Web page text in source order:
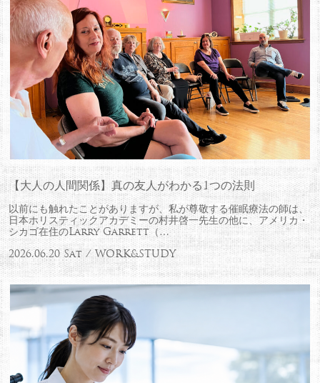
【大人の人間関係】真の友人がわかる1つの法則
以前にも触れたことがありますが、私が尊敬する催眠療法の師は、
日本ホリスティックアカデミーの村井啓一先生の他に、アメリカ・
シカゴ在住のLarry Garrett（…
2026.06.20 Sat / WORK&STUDY